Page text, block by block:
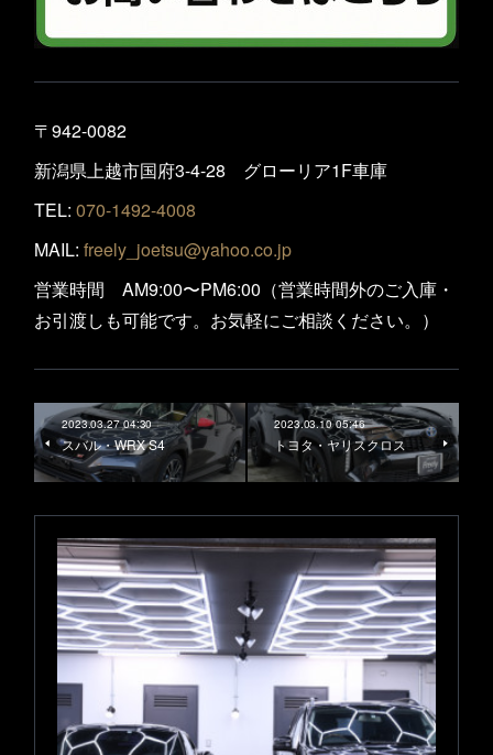
〒942-0082
新潟県上越市国府3-4-28 グローリア1F車庫
TEL: 070-1492-4008
MAIL: freely_joetsu@yahoo.co.jp
営業時間 AM9:00〜PM6:00（営業時間外のご入庫・
お引渡しも可能です。お気軽にご相談ください。）
2023.03.27 04:30
スバル・WRX S4
2023.03.10 05:46
トヨタ・ヤリスクロス